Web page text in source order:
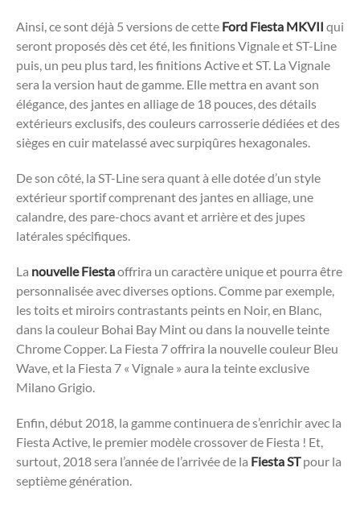
Ainsi, ce sont déjà 5 versions de cette Ford Fiesta MKVII qui
seront proposés dès cet été, les finitions Vignale et ST-Line
puis, un peu plus tard, les finitions Active et ST. La Vignale
sera la version haut de gamme. Elle mettra en avant son
élégance, des jantes en alliage de 18 pouces, des détails
extérieurs exclusifs, des couleurs carrosserie dédiées et des
sièges en cuir matelassé avec surpiqûres hexagonales.
De son côté, la ST-Line sera quant à elle dotée d’un style
extérieur sportif comprenant des jantes en alliage, une
calandre, des pare-chocs avant et arrière et des jupes
latérales spécifiques.
La nouvelle Fiestaoffrira un caractère unique et pourra être
personnalisée avec diverses options. Comme par exemple,
les toits et miroirs contrastants peints en Noir, en Blanc,
dans la couleur Bohai Bay Mint ou dans la nouvelle teinte
Chrome Copper. La Fiesta 7 offrira la nouvelle couleur Bleu
Wave, et la Fiesta 7 « Vignale » aura la teinte exclusive
Milano Grigio.
Enfin, début 2018, la gamme continuera de s’enrichir avec la
Fiesta Active, le premier modèle crossover de Fiesta ! Et,
surtout, 2018 sera l’année de l’arrivée de la Fiesta STpour la
septième génération.